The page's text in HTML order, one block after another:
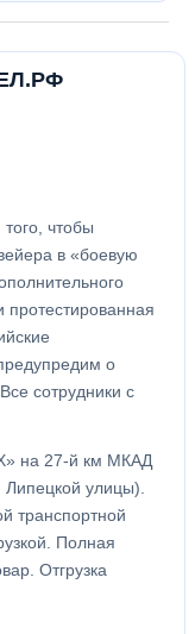
чтобы
в «боевую
о
сотрудники с
на 27-й км МКАД
улицы).
транспортной
Полная
Отгрузка